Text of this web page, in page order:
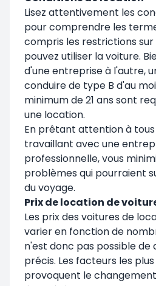
Lisez attentivement les
pour comprendre les
compris les restrictions sur
pouvez utiliser la voiture.
d'une entreprise à l'autre,
conduire de type B d'au
minimum de 21 ans sont
une location.
En prêtant attention à
travaillant avec une
professionnelle, vous
problèmes qui pourraient
du voyage.
Prix de location de
Les prix des voitures de
varier en fonction de
n'est donc pas possible de
précis. Les facteurs les
provoquent le